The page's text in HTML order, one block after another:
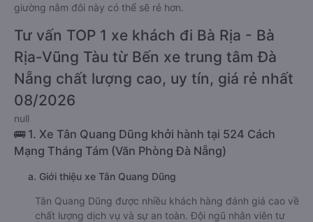
giường nằm đôi này có thể sẽ rẻ hơn.
Tư vấn TOP 1 xe khách đi Bà Rịa - Bà
Rịa-Vũng Tàu từ Bến xe trung tâm Đà
Nẵng chất lượng cao, uy tín, giá rẻ nhất
08/2026
null
🚌 1. Xe Tân Quang Dũng khởi hành tại 524 Cách
Mạng Tháng Tám (Văn Phòng Đà Nẵng)
a. Giới thiệu xe Tân Quang Dũng
Tân Quang Dũng được nhiều khách hàng đánh giá cao về
chất lượng dịch vụ và sự an toàn. Đội ngũ nhân viên tư